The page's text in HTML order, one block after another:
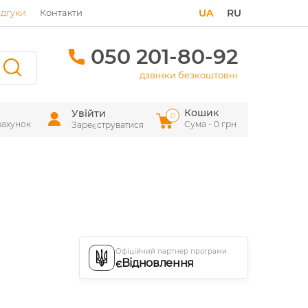
Контакти RU
UA
050 201-80-92
дзвінки безкоштовні
Увійти
Зареєструватися
Кошик
Сума - 0 грн
0
Офіційний партнер програми
єВідновлення